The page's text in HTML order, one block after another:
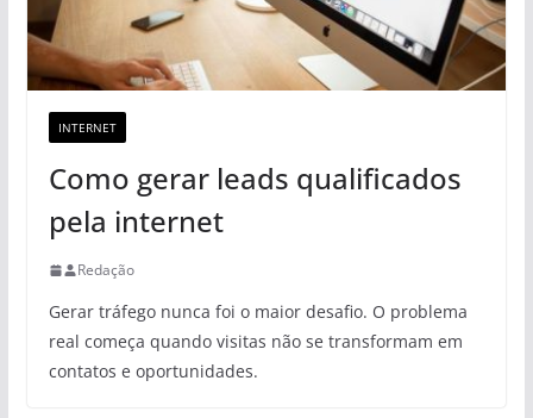
INTERNET
Como gerar leads qualificados
pela internet
Redação
Gerar tráfego nunca foi o maior desafio. O problema
real começa quando visitas não se transformam em
contatos e oportunidades.